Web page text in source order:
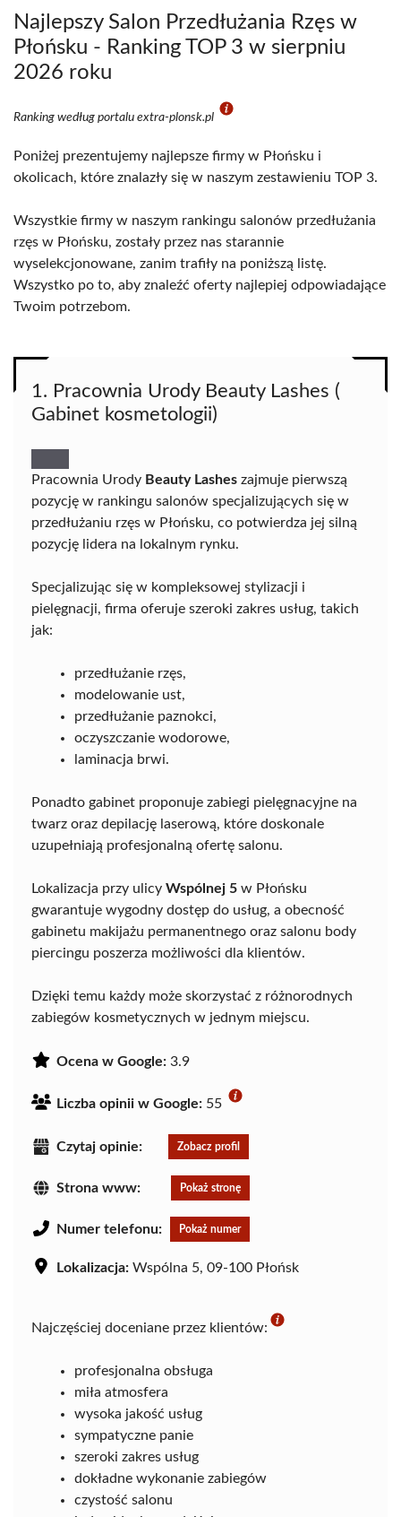
Najlepszy Salon Przedłużania Rzęs w
Płońsku - Ranking TOP 3 w sierpniu
2026 roku
Ranking według portalu extra-plonsk.pl
Poniżej prezentujemy najlepsze firmy w Płońsku i
okolicach, które znalazły się w naszym zestawieniu TOP 3.
Wszystkie firmy w naszym rankingu salonów przedłużania
rzęs w Płońsku, zostały przez nas starannie
wyselekcjonowane, zanim trafiły na poniższą listę.
Wszystko po to, aby znaleźć oferty najlepiej odpowiadające
Twoim potrzebom.
1. Pracownia Urody Beauty Lashes (
Gabinet kosmetologii)
Pracownia Urody Beauty Lashes zajmuje pierwszą
pozycję w rankingu salonów specjalizujących się w
przedłużaniu rzęs w Płońsku, co potwierdza jej silną
pozycję lidera na lokalnym rynku.
Specjalizując się w kompleksowej stylizacji i
pielęgnacji, firma oferuje szeroki zakres usług, takich
jak:
przedłużanie rzęs,
modelowanie ust,
przedłużanie paznokci,
oczyszczanie wodorowe,
laminacja brwi.
Ponadto gabinet proponuje zabiegi pielęgnacyjne na
twarz oraz depilację laserową, które doskonale
uzupełniają profesjonalną ofertę salonu.
Lokalizacja przy ulicy Wspólnej 5 w Płońsku
gwarantuje wygodny dostęp do usług, a obecność
gabinetu makijażu permanentnego oraz salonu body
piercingu poszerza możliwości dla klientów.
Dzięki temu każdy może skorzystać z różnorodnych
zabiegów kosmetycznych w jednym miejscu.
Ocena w Google: 3.9
Liczba opinii w Google: 55
Czytaj opinie: Zobacz profil
Strona www: Pokaż stronę
Numer telefonu: Pokaż numer
Lokalizacja: Wspólna 5, 09-100 Płońsk
Najczęściej doceniane przez klientów:
profesjonalna obsługa
miła atmosfera
wysoka jakość usług
sympatyczne panie
szeroki zakres usług
dokładne wykonanie zabiegów
czystość salonu